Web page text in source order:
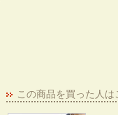
この商品を買った人